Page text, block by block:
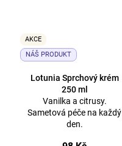
AKCE
NÁŠ PRODUKT
Lotunia Sprchový krém
250 ml
Vanilka a citrusy.
Sametová péče na každý
den.